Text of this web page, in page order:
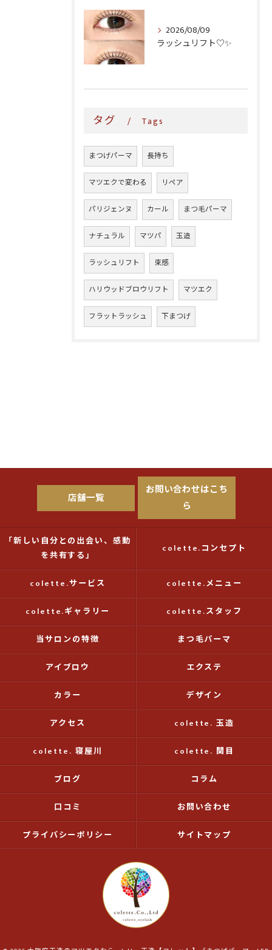
2026/08/09
ラッシュリフト♡✨
タグ Tags
まつげパーマ 長持ち
マツエクで変わる リペア
パリジェンヌ カール まつ毛パーマ
ナチュラル マツパ 玉造
ラッシュリフト 束感
ハリウッドブロウリフト マツエク
フラットラッシュ 下まつげ
店舗一覧
お問い合わせはこち
ら
「新しい自分との出会い、感動
を共有する」
colette.コンセプト
colette.サービス colette.メニュー
colette.ギャラリー colette.スタッフ
当サロンの特徴 まつ毛パーマ
アイブロウ エクステ
カラー デザイン
アクセス colette. 玉造
colette. 寝屋川 colette. 関目
ブログ コラム
口コミ お問い合わせ
プライバシーポリシー サイトマップ